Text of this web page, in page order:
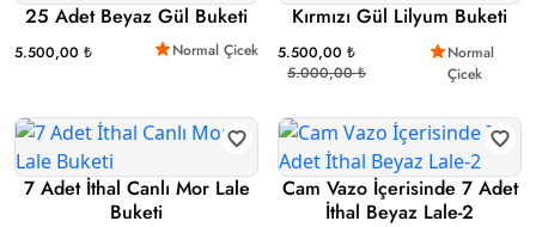
25 Adet Beyaz Gül Buketi
5.500,00 ₺ Normal Çicek
Kırmızı Gül Lilyum Buketi
5.500,00 ₺
5.000,00 ₺
Normal
Çicek
7 Adet İthal Canlı Mor Lale
Buketi
Cam Vazo İçerisinde 7 Adet
İthal Beyaz Lale-2